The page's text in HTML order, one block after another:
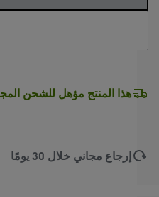
هذا المنتج مؤهل للشحن
إرجاع مجاني خلال 30 يومًا